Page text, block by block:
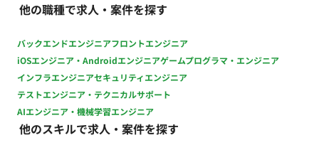
他の職種で求人・案件を探す
バックエンドエンジニアフロントエンジニア
iOSエンジニア・Androidエンジニアゲームプログラマ・エンジニア
インフラエンジニアセキュリティエンジニア
テストエンジニア・テクニカルサポート
AIエンジニア・機械学習エンジニア
他のスキルで求人・案件を探す